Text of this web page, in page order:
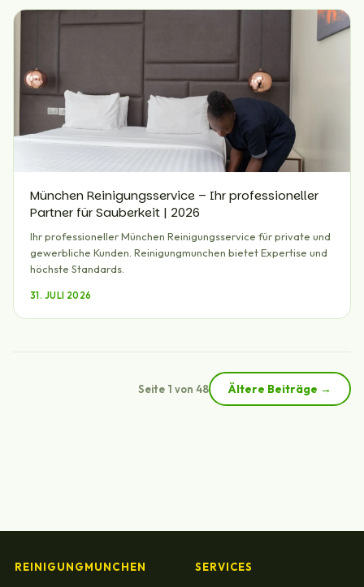
München Reinigungsservice – Ihr professioneller
Partner für Sauberkeit | 2026
Ihr professioneller München Reinigungsservice für private und
gewerbliche Kunden. Reinigungmunchen bietet Expertise und
höchste Standards.
31. JULI 2026
Seite 1 von 48 Ältere Beiträge →
REINIGUNGMUNCHEN
SERVICES